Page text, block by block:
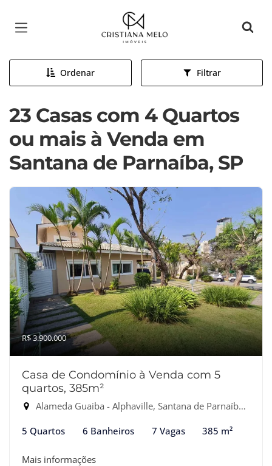
Página inicial
Ordenar Filtrar
23 Casas com 4 Quartos
ou mais à Venda em
Santana de Parnaíba, SP
R$ 3.900.000
Casa de Condomínio à Venda com 5
quartos, 385m²
Alameda Guaiba - Alphaville, Santana de Parnaíba-SP
5 Quartos 6 Banheiros 7 Vagas 385 m²
Mais informações